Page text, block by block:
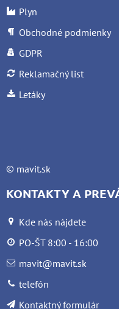
Plyn
Obchodné podmienky
GDPR
Reklamačný list
Letáky
© mavit.sk
KONTAKTY A
Kde nás nájdete
PO-ŠT 8:00 - 16:00
mavit@mavit.sk
telefón
Kontaktný formulár